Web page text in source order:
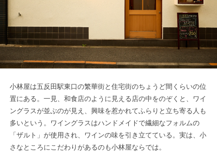
小林屋は五反田駅東口の繁華街と住宅街のちょうど間くらいの位
置にある。一見、和食店のように見える店の中をのぞくと、ワイ
ングラスが並ぶのが見え、興味を惹かれてふらりと立ち寄る人も
多いという。ワイングラスはハンドメイドで繊細なフォルムの
「ザルト」が使用され、ワインの味を引き立てている。実は、小
さなところにこだわりがあるのも小林屋ならでは。